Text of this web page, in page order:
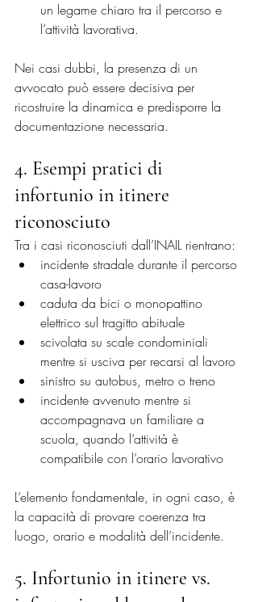
un legame chiaro tra il percorso e
l’attività lavorativa.
Nei casi dubbi, la presenza di un
avvocato può essere decisiva per
ricostruire la dinamica e predisporre la
documentazione necessaria.
4. Esempi pratici di
infortunio in itinere
riconosciuto
Tra i casi riconosciuti dall’INAIL rientrano:
incidente stradale durante il percorso
casa-lavoro
caduta da bici o monopattino
elettrico sul tragitto abituale
scivolata su scale condominiali
mentre si usciva per recarsi al lavoro
sinistro su autobus, metro o treno
incidente avvenuto mentre si
accompagnava un familiare a
scuola, quando l’attività è
compatibile con l’orario lavorativo
L’elemento fondamentale, in ogni caso, è
la capacità di provare coerenza tra
luogo, orario e modalità dell’incidente.
5. Infortunio in itinere vs.